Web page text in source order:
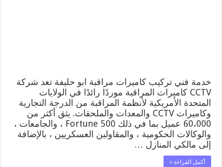
خدمة فني تركيب كاميرات مراقبة ابو حليفة تعد شركة
CCTV كاميرات المراقبة موردًا رائدًا في الولايات
المتحدة الأمريكية لأنظمة المراقبة من الدرجة التجارية
وكاميرات CCTV والمعدات والملحقات. يثق أكثر من
60،000 عميل بما في ذلك Fortune 500 ، والجامعات ،
والوكالات الحكومية ، والمقاولين العسكريين ، بالإضافة
إلى مالكي المنازل …
أكمل القراءة »